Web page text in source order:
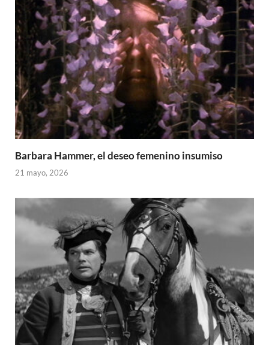
Barbara Hammer, el deseo femenino insumiso
21 mayo, 2026